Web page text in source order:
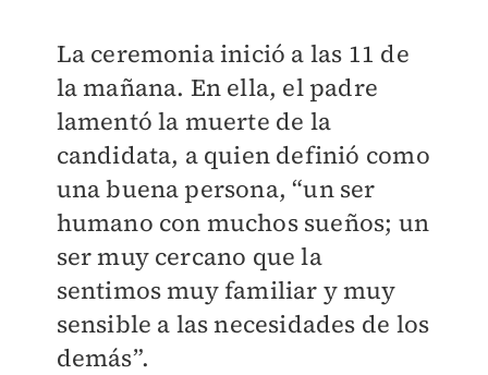
La ceremonia inició a las 11 de
la mañana. En ella, el padre
lamentó la muerte de la
candidata, a quien definió como
una buena persona, “un ser
humano con muchos sueños; un
ser muy cercano que la
sentimos muy familiar y muy
sensible a las necesidades de los
demás”.